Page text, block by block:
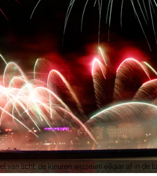
van licht: de kleuren wisselen elkaar af in de